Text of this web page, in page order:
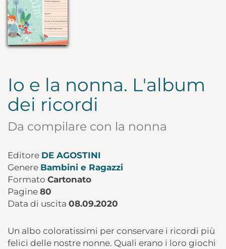
Io e la nonna. L'album
dei ricordi
Da compilare con la nonna
Editore DE AGOSTINI
Genere Bambini e Ragazzi
Formato Cartonato
Pagine 80
Data di uscita 08.09.2020
Un albo coloratissimi per conservare i ricordi più
felici delle nostre nonne. Quali erano i loro giochi